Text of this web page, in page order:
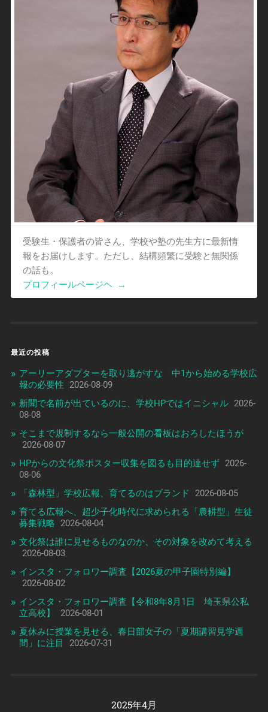
受験生・保護者の皆さん、学校や塾の先生方に最新情
報をお届けします。ただし、結構頻繁に受験と無関係
の話も。
プロフィールページヘ
→
最近の投稿
アーリーアダプターを取り逃がすな 中1から始める学校広
報の必要性
2026-08-09
新聞で名前が出ているのに、学校HPではイニシャル 2026-
08-08
そこまで規制するなら一般公開の看板はおろしたほうが
2026-08-07
HPからの文化祭ポスター収集を図るも目的達せず 2026-
08-06
「森林型」学校広報、育てるのはブランド
2026-08-05
育てる広報へ、超少子化時代に求められる「農耕型」生徒
募集戦略
2026-08-04
文化祭は誰に見せるものなのか、その対象を改めて考える
2026-08-03
インスタ・フォロワー調査【2026夏の甲子園特別編】
2026-08-02
インスタ・フォロワー調査【令和8年8月1日 埼玉県公私
立高校】
2026-08-01
夏休みに授業を見せる、春日部女子の「夏期講習見学週
間」に注目
2026-07-31
2025年4月